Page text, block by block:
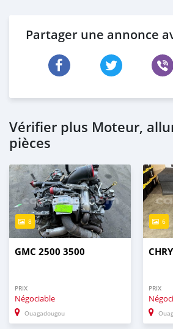
Partager une annonce
Vérifier plus Moteur,
pièces
8
GMC 2500 3500
PRIX
Négociable
Ouagadougou
6
PRIX